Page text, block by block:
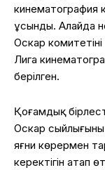
кинематография
ұсынды. Алайда не
Оскар
Лига
берілген.
Қоғамдық
Оскар сыйлығының
яғни көрермен
керектігін атап